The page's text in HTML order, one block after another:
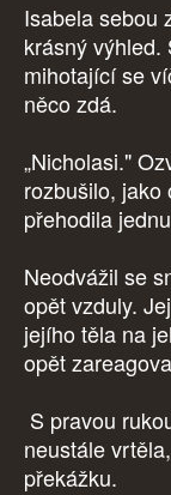
Isabela sebou
krásný výhled.
mihotající se
něco zdá.
„Nicholasi."
rozbušilo, jako
přehodila
Neodvážil se
opět vzduly.
jejího těla na
opět
S pravou
neustále
překážku.